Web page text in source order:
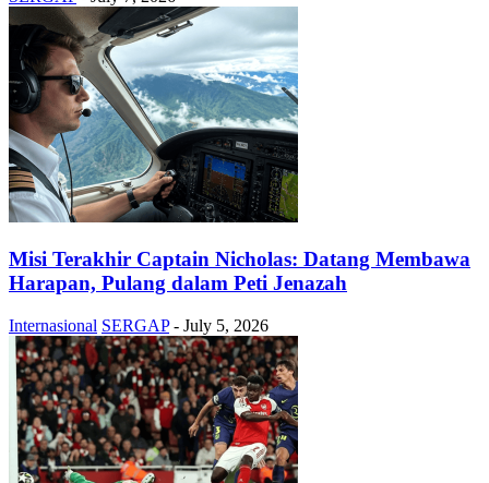
Misi Terakhir Captain Nicholas: Datang Membawa
Harapan, Pulang dalam Peti Jenazah
Internasional SERGAP - July 5, 2026